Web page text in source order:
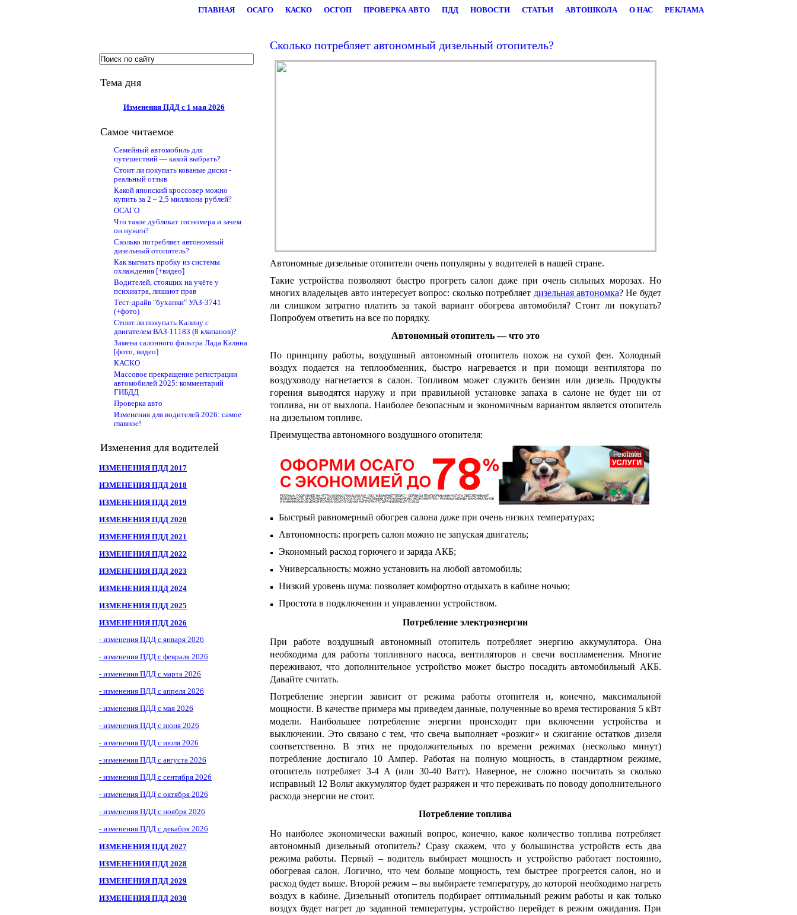
ГЛАВНАЯ ОСАГО КАСКО ОСГОП ПРОВЕРКА АВТО ПДД НОВОСТИ СТАТЬИ АВТОШКОЛА О НАС РЕКЛАМА
Тема дня
Изменения ПДД с 1 мая 2026
Самое читаемое
Семейный автомобиль для
путешествий — какой выбрать?
Стоит ли покупать кованые диски -
реальный отзыв
Какой японский кроссовер можно
купить за 2 – 2,5 миллиона рублей?
ОСАГО
Что такое дубликат госномера и зачем
он нужен?
Сколько потребляет автономный
дизельный отопитель?
Как выгнать пробку из системы
охлаждения [+видео]
Водителей, стоящих на учёте у
психиатра, лишают прав
Тест-драйв "буханки" УАЗ-3741
(+фото)
Стоит ли покупать Калину с
двигателем ВАЗ-11183 (8 клапанов)?
Замена салонного фильтра Лада Калина
[фото, видео]
КАСКО
Массовое прекращение регистрации
автомобилей 2025: комментарий
ГИБДД
Проверка авто
Изменения для водителей 2026: самое
главное!
Изменения для водителей
ИЗМЕНЕНИЯ ПДД 2017
ИЗМЕНЕНИЯ ПДД 2018
ИЗМЕНЕНИЯ ПДД 2019
ИЗМЕНЕНИЯ ПДД 2020
ИЗМЕНЕНИЯ ПДД 2021
ИЗМЕНЕНИЯ ПДД 2022
ИЗМЕНЕНИЯ ПДД 2023
ИЗМЕНЕНИЯ ПДД 2024
ИЗМЕНЕНИЯ ПДД 2025
ИЗМЕНЕНИЯ ПДД 2026
- изменения ПДД с января 2026
- изменения ПДД с февраля 2026
- изменения ПДД с марта 2026
- изменения ПДД с апреля 2026
- изменения ПДД с мая 2026
- изменения ПДД с июня 2026
- изменения ПДД с июля 2026
- изменения ПДД с августа 2026
- изменения ПДД с сентября 2026
- изменения ПДД с октября 2026
- изменения ПДД с ноября 2026
- изменения ПДД с декабря 2026
ИЗМЕНЕНИЯ ПДД 2027
ИЗМЕНЕНИЯ ПДД 2028
ИЗМЕНЕНИЯ ПДД 2029
ИЗМЕНЕНИЯ ПДД 2030
Сколько потребляет автономный дизельный отопитель?
Автономные дизельные отопители очень популярны у водителей в нашей стране.
Такие устройства позволяют быстро прогреть салон даже при очень сильных морозах. Но
многих владельцев авто интересует вопрос: сколько потребляет дизельная автономка? Не будет
ли слишком затратно платить за такой вариант обогрева автомобиля? Стоит ли покупать?
Попробуем ответить на все по порядку.
Автономный отопитель — что это
По принципу работы, воздушный автономный отопитель похож на сухой фен. Холодный
воздух подается на теплообменник, быстро нагревается и при помощи вентилятора по
воздуховоду нагнетается в салон. Топливом может служить бензин или дизель. Продукты
горения выводятся наружу и при правильной установке запаха в салоне не будет ни от
топлива, ни от выхлопа. Наиболее безопасным и экономичным вариантом является отопитель
на дизельном топливе.
Преимущества автономного воздушного отопителя:
Реклама
Быстрый равномерный обогрев салона даже при очень низких температурах;
Автономность: прогреть салон можно не запуская двигатель;
Экономный расход горючего и заряда АКБ;
Универсальность: можно установить на любой автомобиль;
Низкий уровень шума: позволяет комфортно отдыхать в кабине ночью;
Простота в подключении и управлении устройством.
Потребление электроэнергии
При работе воздушный автономный отопитель потребляет энергию аккумулятора. Она
необходима для работы топливного насоса, вентиляторов и свечи воспламенения. Многие
переживают, что дополнительное устройство может быстро посадить автомобильный АКБ.
Давайте считать.
Потребление энергии зависит от режима работы отопителя и, конечно, максимальной
мощности. В качестве примера мы приведем данные, полученные во время тестирования 5 кВт
модели. Наибольшее потребление энергии происходит при включении устройства и
выключении. Это связано с тем, что свеча выполняет «розжиг» и сжигание остатков дизеля
соответственно. В этих не продолжительных по времени режимах (несколько минут)
потребление достигало 10 Ампер. Работая на полную мощность, в стандартном режиме,
отопитель потребляет 3-4 А (или 30-40 Ватт). Наверное, не сложно посчитать за сколько
исправный 12 Вольт аккумулятор будет разряжен и что переживать по поводу дополнительного
расхода энергии не стоит.
Потребление топлива
Но наиболее экономически важный вопрос, конечно, какое количество топлива потребляет
автономный дизельный отопитель? Сразу скажем, что у большинства устройств есть два
режима работы. Первый – водитель выбирает мощность и устройство работает постоянно,
обогревая салон. Логично, что чем больше мощность, тем быстрее прогреется салон, но и
расход будет выше. Второй режим – вы выбираете температуру, до которой необходимо нагреть
воздух в кабине. Дизельный отопитель подбирает оптимальный режим работы и как только
воздух будет нагрет до заданной температуры, устройство перейдет в режим ожидания. При